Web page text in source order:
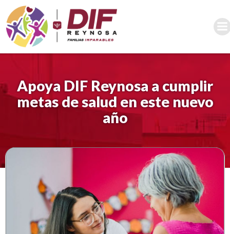
al
contenido
Apoya DIF Reynosa a cumplir
metas de salud en este nuevo
año